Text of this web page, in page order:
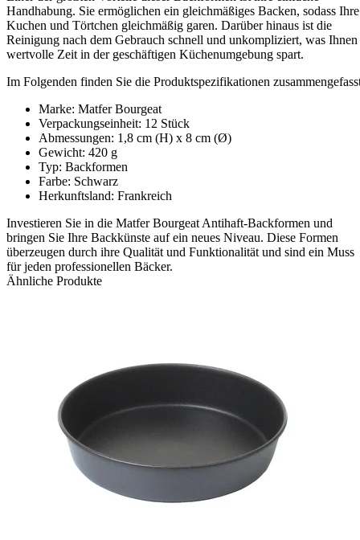
Handhabung. Sie ermöglichen ein gleichmäßiges Backen, sodass Ihre
Kuchen und Törtchen gleichmäßig garen. Darüber hinaus ist die
Reinigung nach dem Gebrauch schnell und unkompliziert, was Ihnen
wertvolle Zeit in der geschäftigen Küchenumgebung spart.
Im Folgenden finden Sie die Produktspezifikationen
Marke: Matfer Bourgeat
Verpackungseinheit: 12 Stück
Abmessungen: 1,8 cm (H) x 8 cm (Ø)
Gewicht: 420 g
Typ: Backformen
Farbe: Schwarz
Herkunftsland: Frankreich
Investieren Sie in die Matfer Bourgeat Antihaft-Backformen und
bringen Sie Ihre Backkünste auf ein neues Niveau. Diese Formen
überzeugen durch ihre Qualität und Funktionalität und sind ein Muss
für jeden professionellen Bäcker.
Ähnliche Produkte